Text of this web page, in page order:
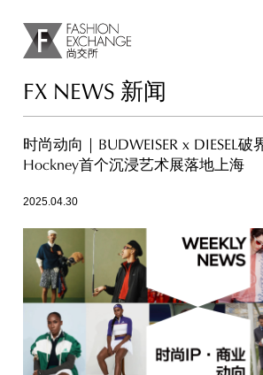
FX NEWS 新闻
时尚动向｜BUDWEISER x DIESEL破
Hockney首个沉浸艺术展落地上海
2025.04.30